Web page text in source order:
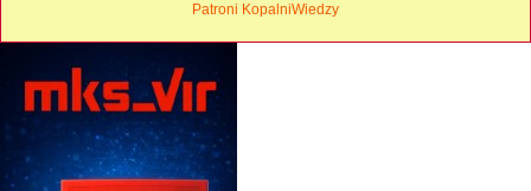
Patroni KopalniWiedzy